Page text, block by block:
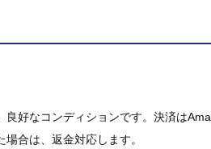
好なコンディションです。決済は
合は、返金対応します。